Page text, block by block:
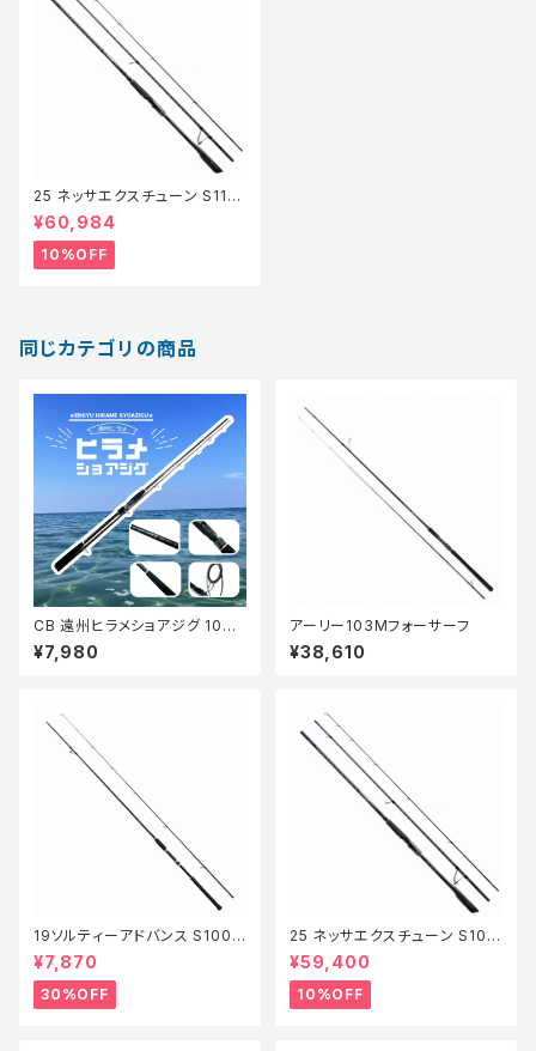
25 ネッサエクスチューン S110
MH+【継続セール_ロッド】【10】
¥60,984
10%OFF
同じカテゴリの商品
CB 遠州ヒラメショアジグ 100
MH【Tオリ】
¥7,980
アーリー103Mフォーサーフ
¥38,610
19ソルティーアドバンス S100L
【特価竿】【30】
¥7,870
30%OFF
25 ネッサエクスチューン S101
0M+【継続セール_ロッド】【10】
¥59,400
10%OFF